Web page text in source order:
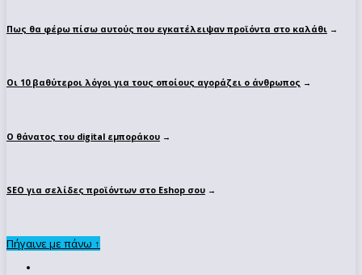
Πως θα φέρω πίσω αυτούς που εγκατέλειψαν προϊόντα στο καλάθι →
Οι 10 βαθύτεροι λόγοι για τους οποίους αγοράζει ο άνθρωπος →
Ο θάνατος του digital εμποράκου →
SEO για σελίδες προϊόντων στο Eshop σου →
Πήγαινε με πάνω ↑